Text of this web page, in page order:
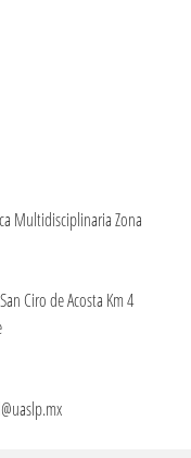
Multidisciplinaria Zona
Ciro de Acosta Km 4